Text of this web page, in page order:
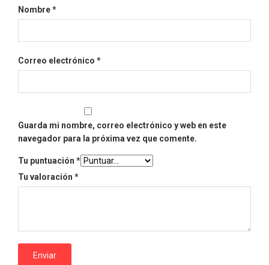
Nombre*
Correo electrónico *
Guarda mi nombre, correo electrónico y web en este
navegador para la próxima vez que comente.
Tu puntuación *
Tu valoración *